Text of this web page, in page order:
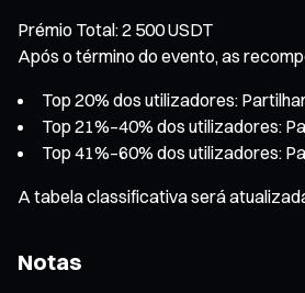
Prémio Total: 2 500 USDT
Após o término do evento, as
Top 20% dos utilizadores:
Top 21%–40% dos utilizadores:
Top 41%–60% dos utilizadores:
A tabela classificativa será
Notas